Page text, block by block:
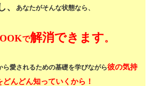
、 あなたがそんな状態なら、
で解消できます。
ら愛されるための基礎を学びながら彼の気持
どんどん知っていくから！